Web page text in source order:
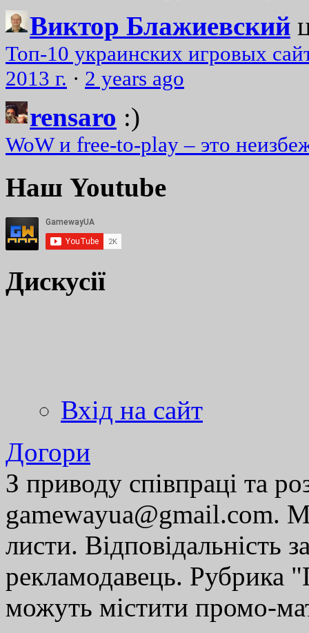
Виктор Блажиевский
Топ-10 украинских игровых
2013 г. · 2 years ago
rensaro :)
WoW и free-to-play – это
Наш Youtube
Дискусії
Вхід на сайт
Догори
З приводу співпраці та
gamewayua@gmail.com.
листи. Відповідальність
рекламодавець. Рубрика
можуть містити промо-